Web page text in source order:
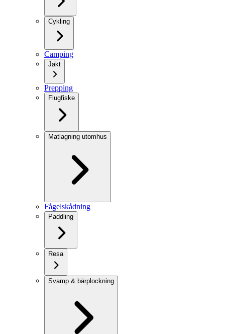
Cykling
Camping
Jakt
Prepping
Flugfiske
Matlagning utomhus
Fågelskådning
Paddling
Resa
Svamp & bärplockning